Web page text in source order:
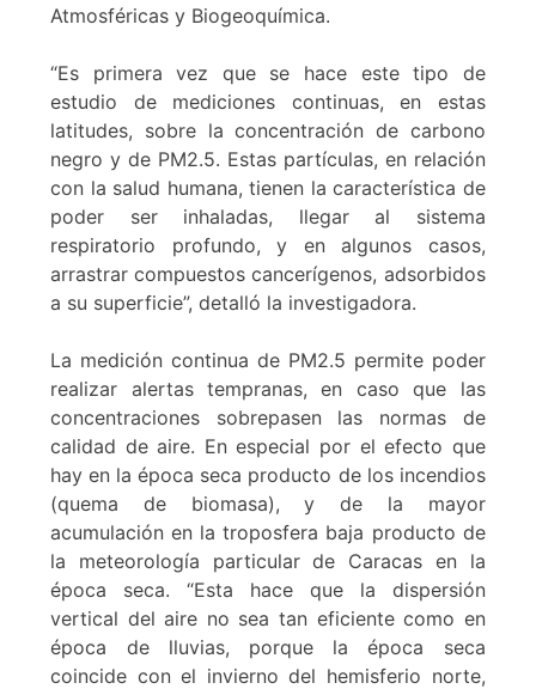
Atmosféricas y Biogeoquímica.
“Es primera vez que se hace este tipo de
estudio de mediciones continuas, en estas
latitudes, sobre la concentración de carbono
negro y de PM2.5. Estas partículas, en relación
con la salud humana, tienen la característica de
poder ser inhaladas, llegar al sistema
respiratorio profundo, y en algunos casos,
arrastrar compuestos cancerígenos, adsorbidos
a su superficie”, detalló la investigadora.
La medición continua de PM2.5 permite poder
realizar alertas tempranas, en caso que las
concentraciones sobrepasen las normas de
calidad de aire. En especial por el efecto que
hay en la época seca producto de los incendios
(quema de biomasa), y de la mayor
acumulación en la troposfera baja producto de
la meteorología particular de Caracas en la
época seca. “Esta hace que la dispersión
vertical del aire no sea tan eficiente como en
época de lluvias, porque la época seca
coincide con el invierno del hemisferio norte,